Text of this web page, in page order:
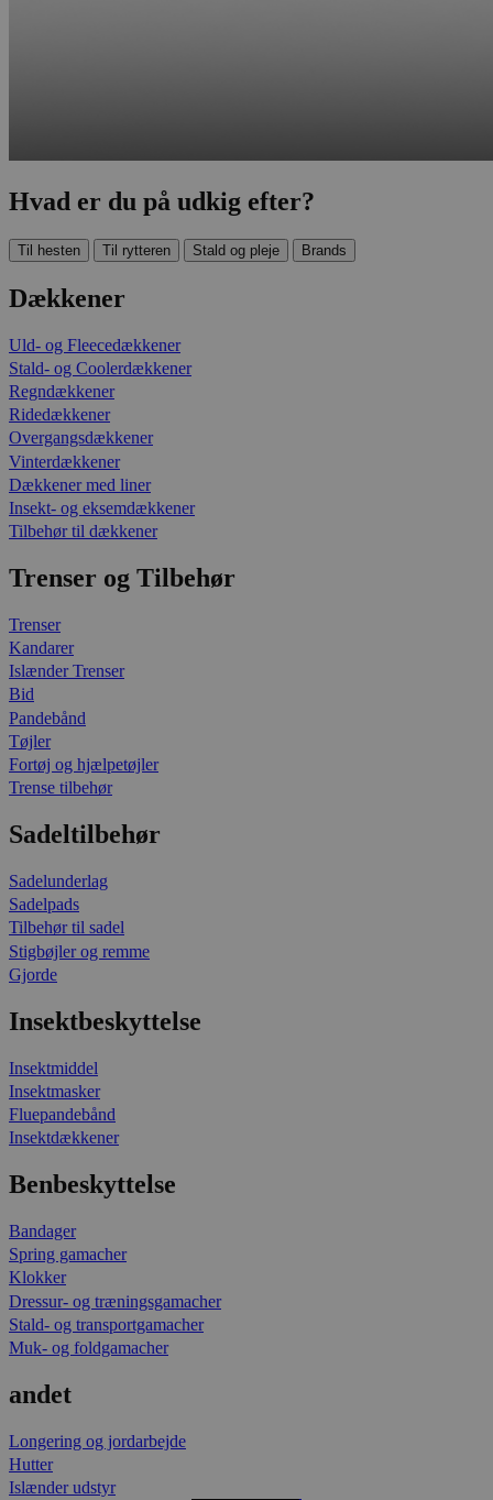
Hvad er du på udkig efter?
Til hesten Til rytteren Stald og pleje Brands
Dækkener
Uld- og Fleecedækkener
Stald- og Coolerdækkener
Regndækkener
Ridedækkener
Overgangsdækkener
Vinterdækkener
Dækkener med liner
Insekt- og eksemdækkener
Tilbehør til dækkener
Trenser og Tilbehør
Trenser
Kandarer
Islænder Trenser
Bid
Pandebånd
Tøjler
Fortøj og hjælpetøjler
Trense tilbehør
Sadeltilbehør
Sadelunderlag
Sadelpads
Tilbehør til sadel
Stigbøjler og remme
Gjorde
Insektbeskyttelse
Insektmiddel
Insektmasker
Fluepandebånd
Insektdækkener
Benbeskyttelse
Bandager
Spring gamacher
Klokker
Dressur- og træningsgamacher
Stald- og transportgamacher
Muk- og foldgamacher
andet
Longering og jordarbejde
Hutter
Islænder udstyr